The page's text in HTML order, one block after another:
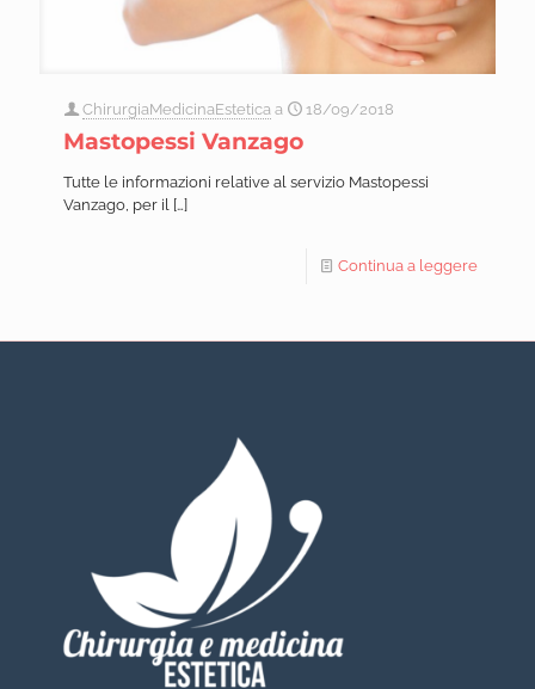
ChirurgiaMedicinaEstetica a 18/09/2018
Mastopessi Vanzago
Tutte le informazioni relative al servizio Mastopessi
Vanzago, per il […]
Continua a leggere